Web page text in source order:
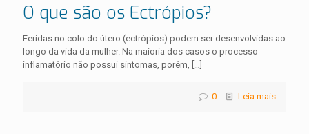
O que são os Ectrópios?
Feridas no colo do útero (ectrópios) podem ser desenvolvidas ao
longo da vida da mulher. Na maioria dos casos o processo
inflamatório não possui sintomas, porém,
0 Leia mais